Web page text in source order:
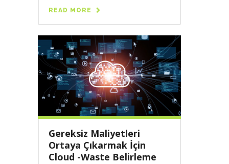
READ MORE
Gereksiz Maliyetleri
Ortaya Çıkarmak İçin
Cloud -Waste Belirleme